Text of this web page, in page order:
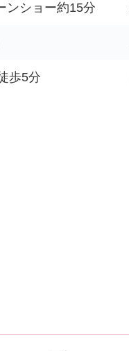
ンショー約15分
歩5分